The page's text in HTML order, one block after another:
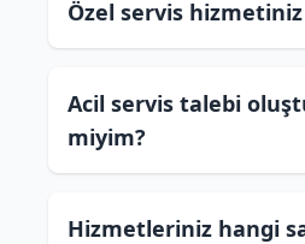
Özel servis
Acil servis talebi
miyim?
Hizmetleriniz hangi